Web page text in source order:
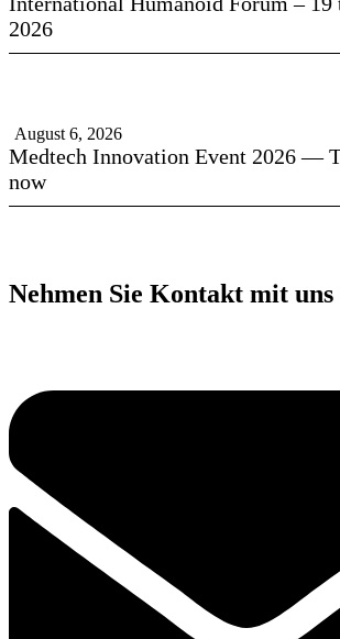
2026
August 6, 2026
Medtech Innovation Event 2026 —
now
Nehmen Sie Kontakt mit uns